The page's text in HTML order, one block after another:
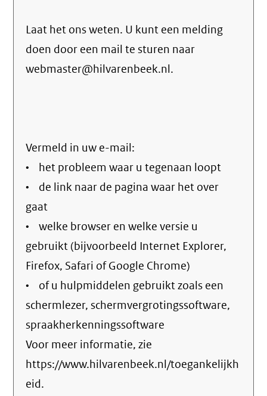
Laat het ons weten. U kunt een melding
doen door een mail te sturen naar
webmaster@hilvarenbeek.nl.
Vermeld in uw e-mail:
• het probleem waar u tegenaan loopt
• de link naar de pagina waar het over
gaat
• welke browser en welke versie u
gebruikt (bijvoorbeeld Internet Explorer,
Firefox, Safari of Google Chrome)
• of u hulpmiddelen gebruikt zoals een
schermlezer, schermvergrotingssoftware,
spraakherkenningssoftware
Voor meer informatie, zie
https://www.hilvarenbeek.nl/toegankelijkh
eid.